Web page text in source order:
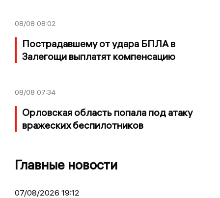
08/08 08:02
Пострадавшему от удара БПЛА в
Залегощи выплатят компенсацию
08/08 07:34
Орловская область попала под атаку
вражеских беспилотников
Главные новости
07/08/2026 19:12